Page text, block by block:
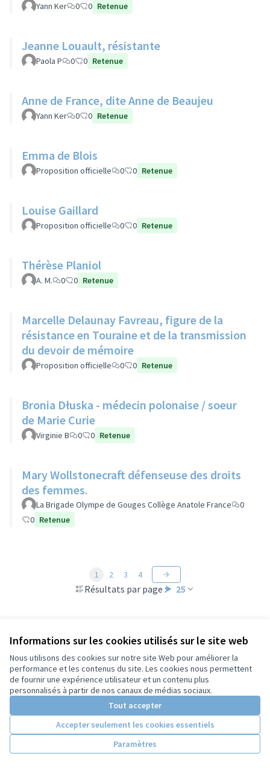
Informations sur les cookies utilisés sur le site web
Nous utilisons des cookies sur notre site Web pour améliorer la
performance et les contenus du site. Les cookies nous permettent
de fournir une expérience utilisateur et un contenu plus
personnalisés à partir de nos canaux de médias sociaux.
Tout accepter
Accepter seulement les cookies essentiels
Paramètres
Yann Ker 0 0 Retenue
Jeanne Louault, résistante
Paola P 0 0 Retenue
Anne de France, dite Anne de Beaujeu
Yann Ker 0 0 Retenue
Emma de Blois
Proposition officielle 0 0 Retenue
Louise Gaillard
Proposition officielle 0 0 Retenue
Thérèse Planiol
A. M. 0 0 Retenue
Marcelle Delaunay Favreau, figure de la
résistance en Touraine et de la transmission
du devoir de mémoire
Proposition officielle 0 0 Retenue
Bronia Dłuska - médecin polonaise / soeur
de Marie Curie
Virginie B 0 0 Retenue
Mary Wollstonecraft défenseuse des droits
des femmes.
La Brigade Olympe de Gouges Collège Anatole France
0
0 Retenue
Résultats par page : 25
1 2 3 4
Voir toutes les propositions retirées
Conditions d'utilisation
Paramètres des cookies
Site réalisé grâce aulogiciel libre Decidim .
Licence
(Lien